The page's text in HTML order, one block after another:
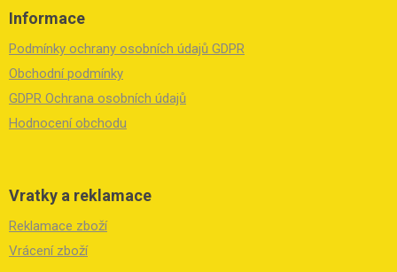
Informace
Podmínky ochrany osobních údajů GDPR
Obchodní podmínky
GDPR Ochrana osobních údajů
Hodnocení obchodu
Vratky a reklamace
Reklamace zboží
Vrácení zboží